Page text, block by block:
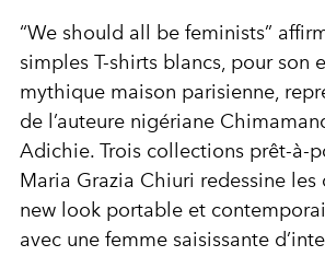
“We should all be feminists”
simples T-shirts blancs, pour son
mythique maison parisienne,
de l’auteure nigériane
Adichie. Trois collections prêt-à-
Maria Grazia Chiuri redessine les
new look portable et
avec une femme saisissante